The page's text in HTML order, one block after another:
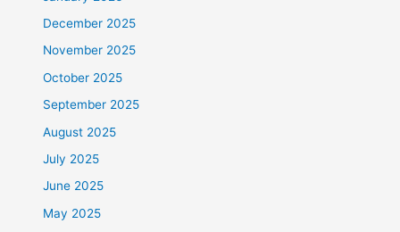
December 2025
November 2025
October 2025
September 2025
August 2025
July 2025
June 2025
May 2025